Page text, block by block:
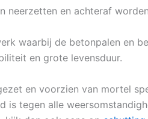
neerzetten en achteraf
waarbij de betonpalen en
en grote levensduur.
en voorzien van mortel
is tegen alle